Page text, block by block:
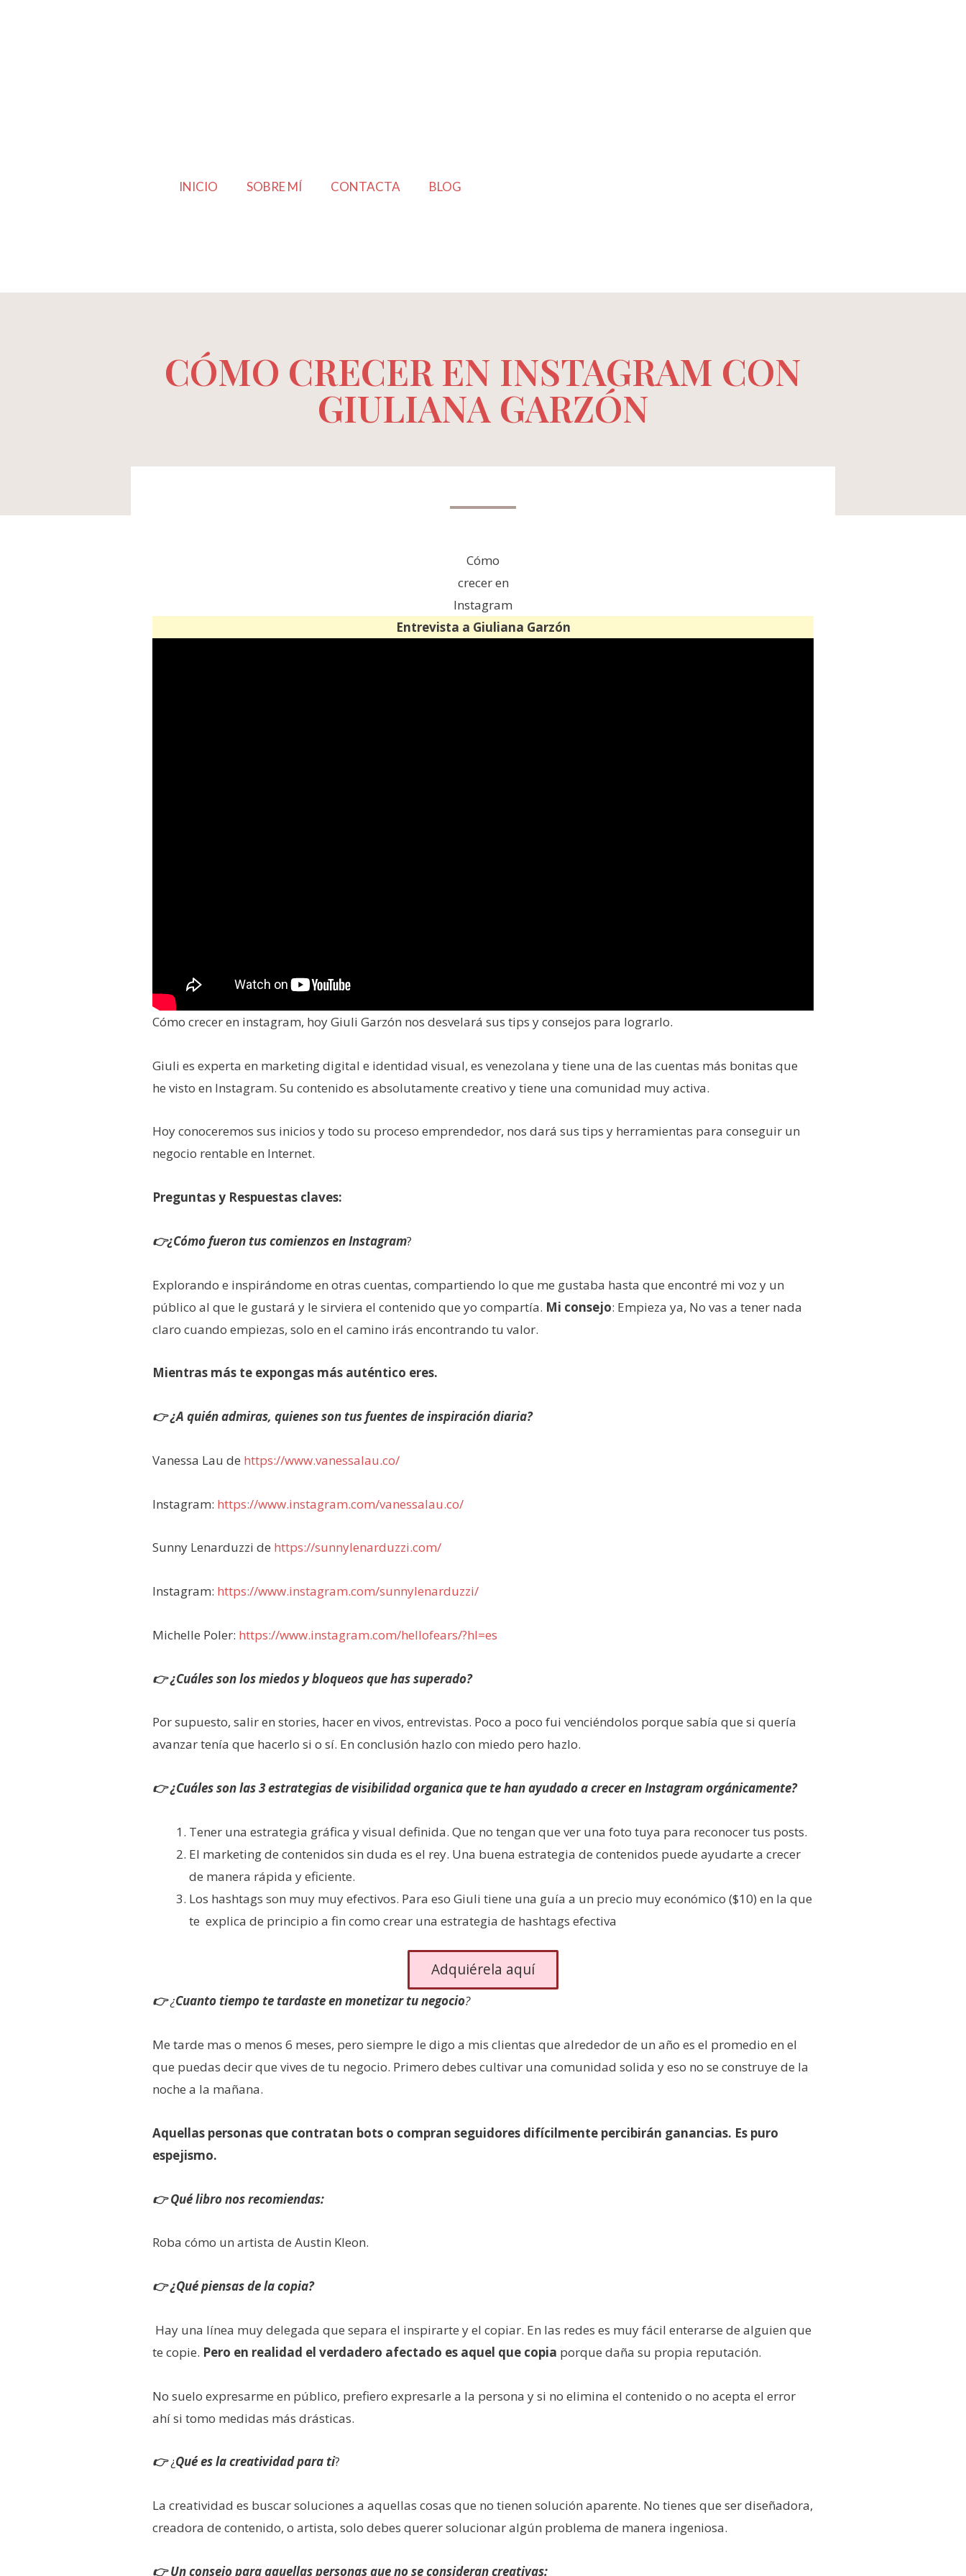
INICIO SOBRE MÍ CONTACTA BLOG
CÓMO CRECER EN INSTAGRAM CON
GIULIANA GARZÓN
Cómo
crecer en
Instagram
Entrevista a Giuliana Garzón
Cómo crecer en instagram, hoy Giuli Garzón nos desvelará sus tips y consejos para lograrlo.
Giuli es experta en marketing digital e identidad visual, es venezolana y tiene una de las cuentas más bonitas que
he visto en Instagram. Su contenido es absolutamente creativo y tiene una comunidad muy activa.
Hoy conoceremos sus inicios y todo su proceso emprendedor, nos dará sus tips y herramientas para conseguir un
negocio rentable en Internet.
Preguntas y Respuestas claves:
👉¿Cómo fueron tus comienzos en Instagram?
Explorando e inspirándome en otras cuentas, compartiendo lo que me gustaba hasta que encontré mi voz y un
público al que le gustará y le sirviera el contenido que yo compartía. Mi consejo: Empieza ya, No vas a tener nada
claro cuando empiezas, solo en el camino irás encontrando tu valor.
Mientras más te expongas más auténtico eres.
👉 ¿A quién admiras, quienes son tus fuentes de inspiración diaria?
Vanessa Lau de https://www.vanessalau.co/
Instagram: https://www.instagram.com/vanessalau.co/
Sunny Lenarduzzi de https://sunnylenarduzzi.com/
Instagram: https://www.instagram.com/sunnylenarduzzi/
Michelle Poler: https://www.instagram.com/hellofears/?hl=es
👉 ¿Cuáles son los miedos y bloqueos que has superado?
Por supuesto, salir en stories, hacer en vivos, entrevistas. Poco a poco fui venciéndolos porque sabía que si quería
avanzar tenía que hacerlo si o sí. En conclusión hazlo con miedo pero hazlo.
👉 ¿Cuáles son las 3 estrategias de visibilidad organica que te han ayudado a crecer en Instagram orgánicamente?
Tener una estrategia gráfica y visual definida. Que no tengan que ver una foto tuya para reconocer tus posts.
El marketing de contenidos sin duda es el rey. Una buena estrategia de contenidos puede ayudarte a crecer
de manera rápida y eficiente.
Los hashtags son muy muy efectivos. Para eso Giuli tiene una guía a un precio muy económico ($10) en la que
te explica de principio a fin como crear una estrategia de hashtags efectiva
Adquiérela aquí
👉¿Cuanto tiempo te tardaste en monetizar tu negocio?
Me tarde mas o menos 6 meses, pero siempre le digo a mis clientas que alrededor de un año es el promedio en el
que puedas decir que vives de tu negocio. Primero debes cultivar una comunidad solida y eso no se construye de la
noche a la mañana.
Aquellas personas que contratan bots o compran seguidores difícilmente percibirán ganancias. Es puro
espejismo.
👉 Qué libro nos recomiendas:
Roba cómo un artista de Austin Kleon.
👉 ¿Qué piensas de la copia?
Hay una línea muy delegada que separa el inspirarte y el copiar. En las redes es muy fácil enterarse de alguien que
te copie. Pero en realidad el verdadero afectado es aquel que copia porque daña su propia reputación.
No suelo expresarme en público, prefiero expresarle a la persona y si no elimina el contenido o no acepta el error
ahí si tomo medidas más drásticas.
👉¿Qué es la creatividad para ti?
La creatividad es buscar soluciones a aquellas cosas que no tienen solución aparente. No tienes que ser diseñadora,
creadora de contenido, o artista, solo debes querer solucionar algún problema de manera ingeniosa.
👉 Un consejo para aquellas personas que no se consideran creativas: